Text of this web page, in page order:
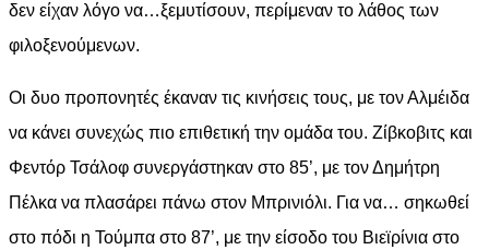
δεν είχαν λόγο να…ξεμυτίσουν, περίμεναν το λάθος των
φιλοξενούμενων.
Οι δυο προπονητές έκαναν τις κινήσεις τους, με τον Αλμέιδα
να κάνει συνεχώς πιο επιθετική την ομάδα του. Ζίβκοβιτς και
Φεντόρ Τσάλοφ συνεργάστηκαν στο 85’, με τον Δημήτρη
Πέλκα να πλασάρει πάνω στον Μπρινιόλι. Για να… σηκωθεί
στο πόδι η Τούμπα στο 87’, με την είσοδο του Βιεϊρίνια στο